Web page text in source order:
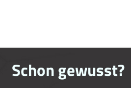
Schon gewusst?